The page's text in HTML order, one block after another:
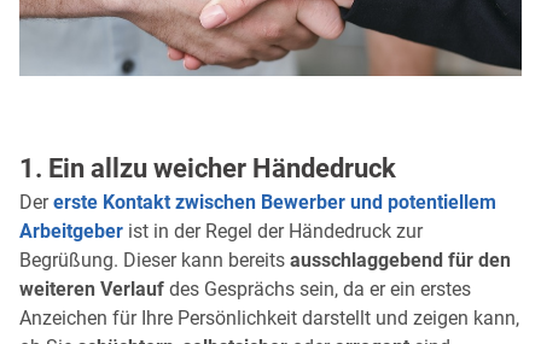
1. Ein allzu weicher Händedruck
Dererste Kontakt zwischen Bewerber und potentiellem
Arbeitgeber ist in der Regel der Händedruck zur
Begrüßung. Dieser kann bereits ausschlaggebend für den
weiteren Verlauf des Gesprächs sein, da er ein erstes
Anzeichen für Ihre Persönlichkeit darstellt und zeigen kann,